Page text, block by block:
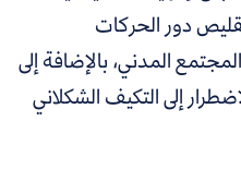
دور الحركات
المدني، بالإضافة إلى
إلى التكيف الشكلاني